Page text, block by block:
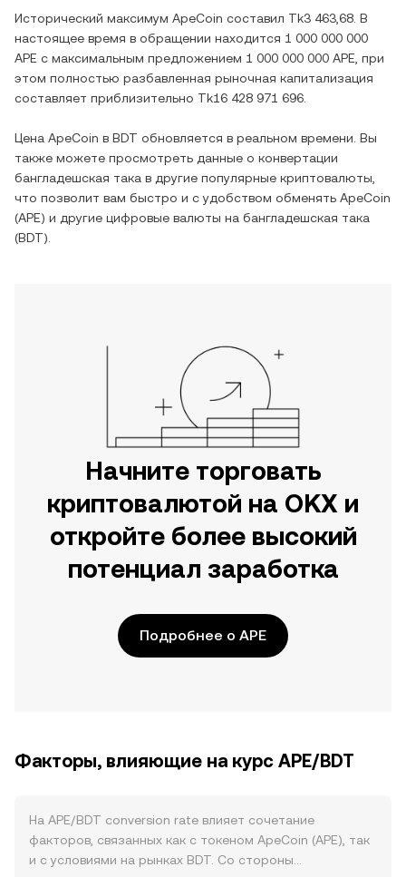
Исторический максимум ApeCoin составил Tk3 463,68 . В
настоящее время в обращении находится 1 000 000 000
APE с максимальным предложением 1 000 000 000 APE , при
этом полностью разбавленная рыночная капитализация
составляет приблизительно Tk16 428 971 696
Цена ApeCoin в BDT обновляется в реальном времени. Вы
также можете просмотреть данные о конвертации
бангладешская така в другие популярные криптовалюты,
что позволит вам быстро и с удобством обменять ApeCoin
(APE) и другие цифровые валюты на бангладешская така
(BDT).
Начните торговать
криптовалютой на OKX и
откройте более высокий
потенциал заработка
Подробнее о APE
Факторы, влияющие на курс APE/BDT
На APE/BDT conversion rate влияет сочетание
факторов, связанных как с токеном ApeCoin (APE), так
и с условиями на рынках BDT. Со стороны